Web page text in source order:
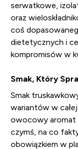
serwatkowe,
oraz
coś
dietetycznych i
kompromisów w
Smak, Który
Smak
wariantów w
owocowy aromat
czymś, na co
obowiązkiem w